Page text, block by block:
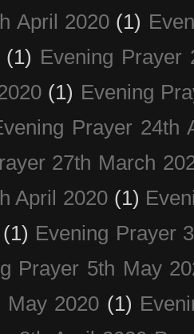
April 2020 (1)
(1) Evening Prayer
(1) Evening
Prayer 24th
27th March
April 2020 (1)
(1) Evening Prayer
Prayer 5th May
May 2020 (1)